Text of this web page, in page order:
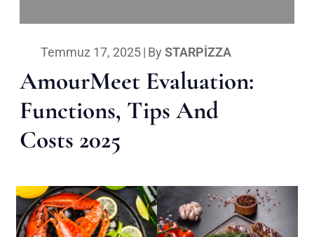
Temmuz 17, 2025| By STARPIZZA
AmourMeet Evaluation:
Functions, Tips And
Costs 2025